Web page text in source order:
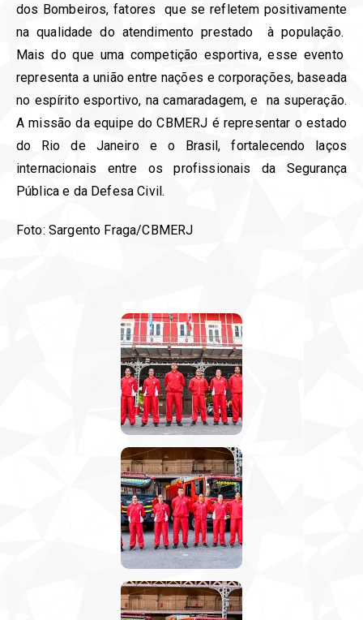
dos Bombeiros, fatores que se refletem positivamente
na qualidade do atendimento prestado à população.
Mais do que uma competição esportiva, esse evento
representa a união entre nações e corporações, baseada
no espírito esportivo, na camaradagem, e na superação.
A missão da equipe do CBMERJ é representar o estado
do Rio de Janeiro e o Brasil, fortalecendo laços
internacionais entre os profissionais da Segurança
Pública e da Defesa Civil.
Foto: Sargento Fraga/CBMERJ